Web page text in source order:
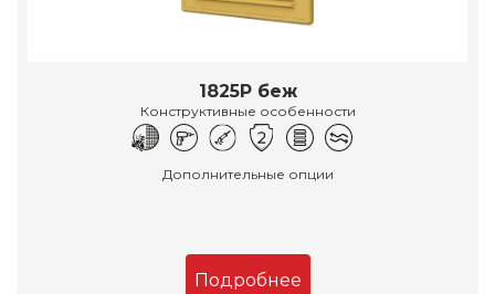
1825Р беж
Конструктивные особенности
Дополнительные опции
Подробнее